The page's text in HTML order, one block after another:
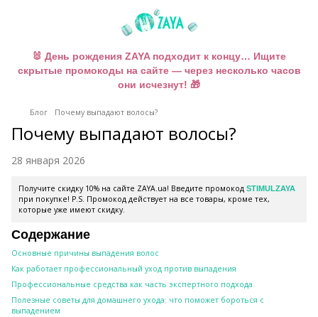
🐰 День рождения ZAYA подходит к концу… Ищите
скрытые промокоды на сайте — через несколько часов
они исчезнут! 🎁
Блог Почему выпадают волосы?
Почему выпадают волосы?
28 января 2026
Получите скидку 10% на сайте ZAYA.ua! Введите промокод STIMULZAYA
при покупке! P.S. Промокод действует на все товары, кроме тех,
которые уже имеют скидку.
Содержание
Основные причины выпадения волос
Как работает профессиональный уход против выпадения
Профессиональные средства как часть экспертного подхода
Полезные советы для домашнего ухода: что поможет бороться с
выпадением